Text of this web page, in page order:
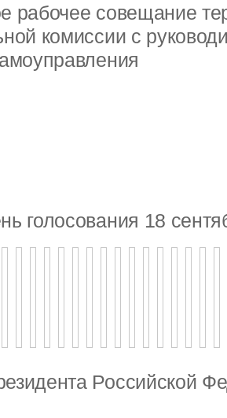
рабочее совещание
комиссии с
голосования 18
Российской